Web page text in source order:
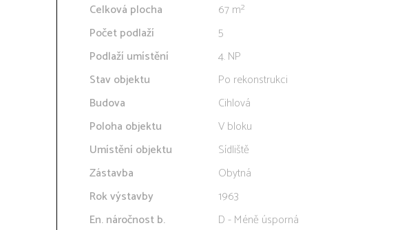
Celková plocha
67 m²
Počet podlaží
5
Podlaží umístění
4. NP
Stav objektu
Po rekonstrukci
Budova
Cihlová
Poloha objektu
V bloku
Umístění objektu
Sídliště
Zástavba
Obytná
Rok výstavby
1963
En. náročnost b.
D - Méně úsporná